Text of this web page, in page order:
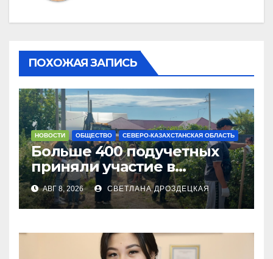
ПОХОЖАЯ ЗАПИСЬ
НОВОСТИ ОБЩЕСТВО СЕВЕРО-КАЗАХСТАНСКАЯ ОБЛАСТЬ
Больше 400 подучетных
приняли участие в
экоакции в СКО
АВГ 8, 2026 СВЕТЛАНА ДРОЗДЕЦКАЯ